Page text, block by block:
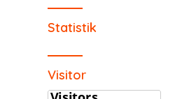
Statistik
Visitor